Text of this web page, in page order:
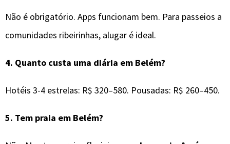
Não é obrigatório. Apps funcionam bem. Para passeios a
comunidades ribeirinhas, alugar é ideal.
4. Quanto custa uma diária em Belém?
Hotéis 3-4 estrelas: R$ 320–580. Pousadas: R$ 260–450.
5. Tem praia em Belém?